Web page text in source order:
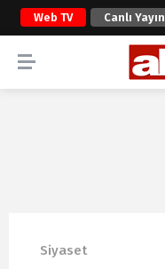
Web TV Canlı Yayın
Siyaset